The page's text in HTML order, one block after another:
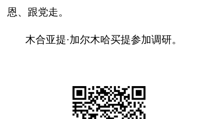
恩、跟党走。
木合亚提·加尔木哈买提参加调研。